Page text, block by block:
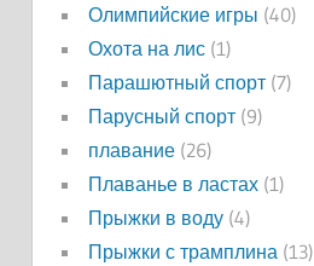
Олимпийские игры (40)
Охота на лис(1)
Парашютный спорт(7)
Парусный спорт(9)
плавание(26)
Плаванье в ластах(1)
Прыжки в воду(4)
Прыжки с трамплина(13)